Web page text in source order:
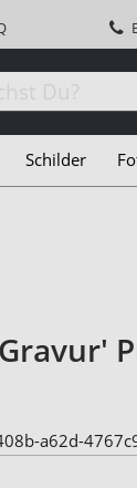
Schilder
a62d-